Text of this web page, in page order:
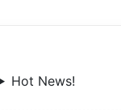
Hot News!